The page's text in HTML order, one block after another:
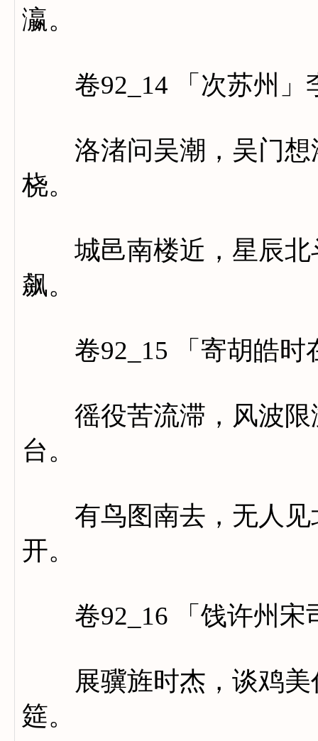
瀛。
卷92_14 「次苏州」
洛渚问吴潮，吴门想
桡。
城邑南楼近，星辰北
飙。
卷92_15 「寄胡皓时
徭役苦流滞，风波限
台。
有鸟图南去，无人见
开。
卷92_16 「饯许州宋
展骥旌时杰，谈鸡美
筵。